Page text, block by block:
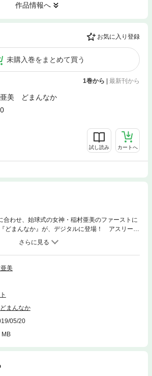
作品情報へ
お気に入り登録
未購入巻をまとめて買う
1巻から | 最新刊から
美 どまんなか
試し読み カートへ
合わせ、始球式の女神・稲村亜美のファーストに
どまんなか』が、デジタルに登場！ アスリート
姿やそれ以上を見ることが できるのは、ここだ
しなく！！ 稲村亜美（いなむらあみ） １９９
出身。身長１７３㎝。 血液型：A型。 始球式で
５㎞/hを計測。 特技：銀杏むき
美
まんなか
05/20
MB